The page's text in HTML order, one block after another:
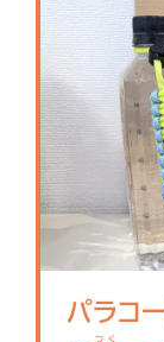
パラコ
つく